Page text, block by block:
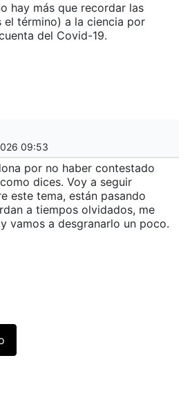
hay más que recordar las
el término) a la ciencia por
del Covid-19.
09:53
por no haber contestado
dices. Voy a seguir
este tema, están pasando
a tiempos olvidados, me
vamos a desgranarlo un poco.